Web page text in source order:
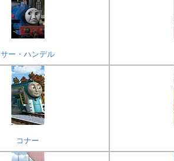
サー・ハンデル
コナー